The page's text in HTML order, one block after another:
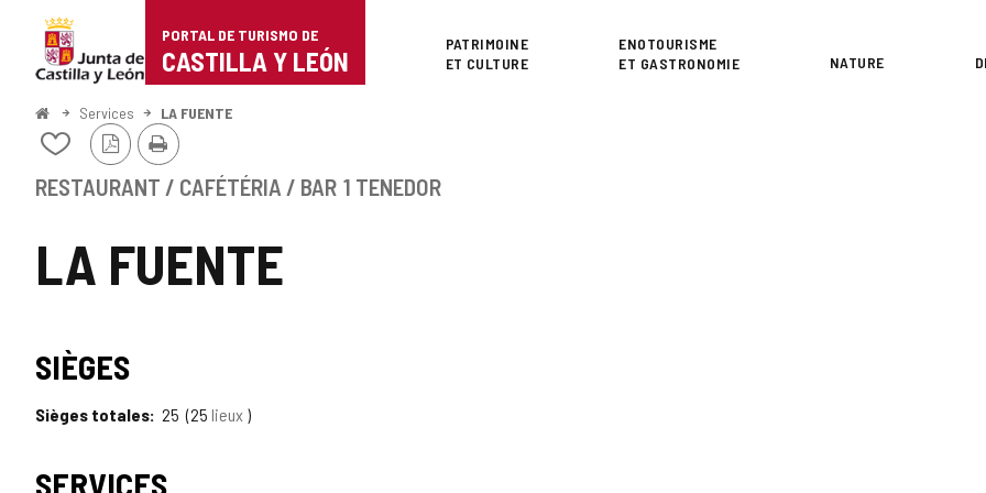
Portal
de
Turismo
Castilla
León
PORTAL DE TURISMO DE
CASTILLA Y LEÓN
Superior
PATRIMOINE
ET CULTURE
ENOTOURISME
ET GASTRONOMIE
NATURE
<
Accueil
Services LA FUENTE
LA FUENTE
Ajouter/retirer
contenu
Version
PDF
Imprimer
RESTAURANT / CAFÉTÉRIA / BAR 1 TENEDOR
SIÈGES
Sièges totales 25 25 lieux
SERVICES